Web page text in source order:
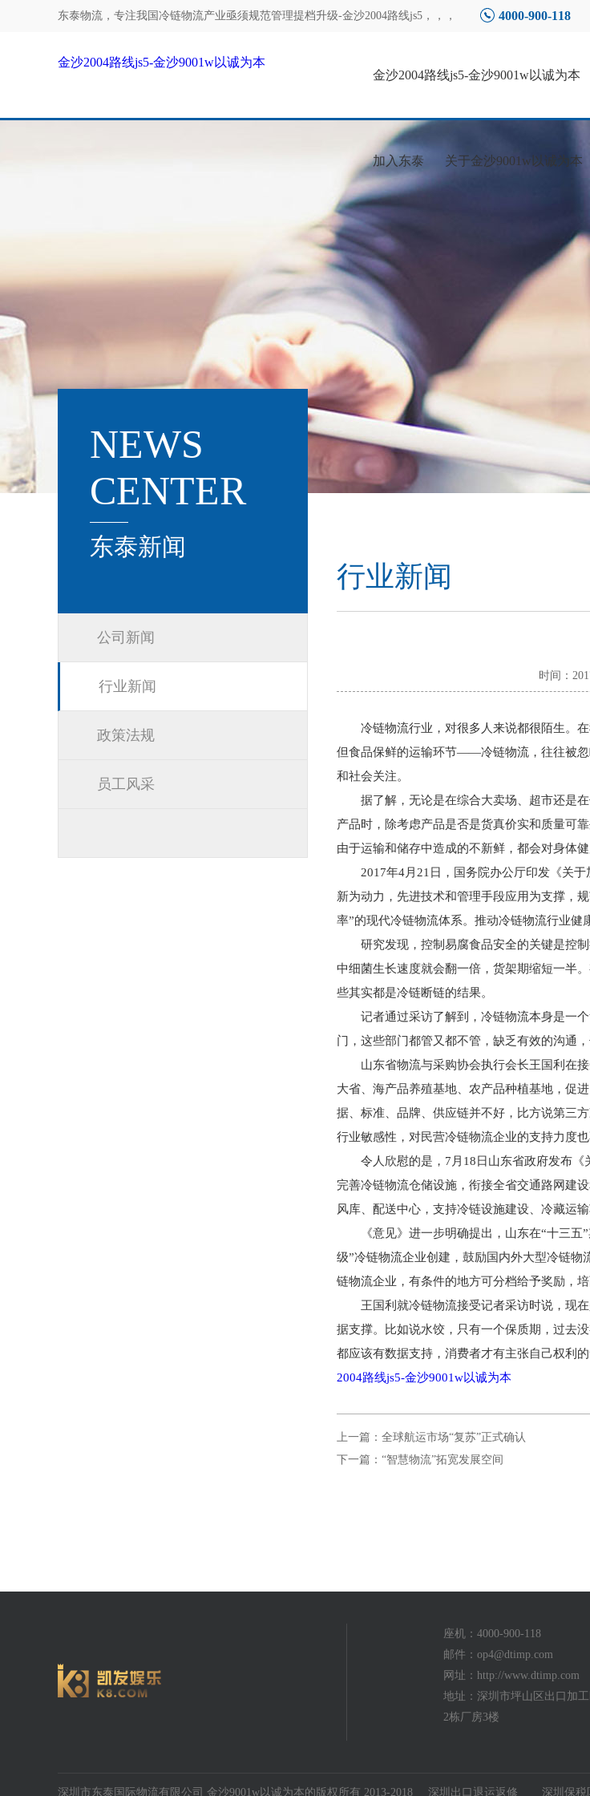
东泰物流，专注我国冷链物流产业亟须规范管理提档升级-金沙2004路线js5 ，，， 4000-900-118
金沙2004路线js5-金沙9001w以诚为本
金沙2004路线js5-金沙9001w以诚为本
加入东泰 关于金沙9001w以诚为本
NEWS
CENTER
东泰新闻
公司新闻
行业新闻
政策法规
员工风采
行业新闻
时间：
冷链物流行业，对很多人来说都很陌生。
但食品保鲜的运输环节——冷链物流，往往被
和社会关注。
据了解，无论是在综合大卖场、超市还是
产品时，除考虑产品是否是货真价实和质量可
由于运输和储存中造成的不新鲜，都会对身体
2017年4月21日，国务院办公厅印发《关
新为动力，先进技术和管理手段应用为支撑，
率”的现代冷链物流体系。推动冷链物流行业健
研究发现，控制易腐食品安全的关键是控
中细菌生长速度就会翻一倍，货架期缩短一半
些其实都是冷链断链的结果。
记者通过采访了解到，冷链物流本身是一
门，这些部门都管又都不管，缺乏有效的沟通
山东省物流与采购协会执行会长王国利在
大省、海产品养殖基地、农产品种植基地，促
据、标准、品牌、供应链并不好，比方说第三
行业敏感性，对民营冷链物流企业的支持力度也
令人欣慰的是，7月18日山东省政府发布
完善冷链物流仓储设施，衔接全省交通路网建
风库、配送中心，支持冷链设施建设、冷藏运输
《意见》进一步明确提出，山东在“十三
级”冷链物流企业创建，鼓励国内外大型冷链
链物流企业，有条件的地方可分档给予奖励，
王国利就冷链物流接受记者采访时说，现
据支撑。比如说水饺，只有一个保质期，过去
都应该有数据支持，消费者才有主张自己权利
2004路线js5-金沙9001w以诚为本
上一篇：全球航运市场“复苏”正式确认
下一篇：“智慧物流”拓宽发展空间
座机：4000-900-118
邮件： op4@dtimp.com
网址：http://www.dtimp.com
地址：深圳市坪山区出口加
2栋厂房3楼
深圳市东泰国际物流有限公司 金沙9001w以诚为本的版权所有 2013-2018 深圳出口退运返修 深圳保税